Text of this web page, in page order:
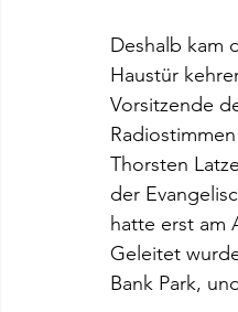
Deshalb kam
Haustür
Vorsitzende
Thorsten
der
hatte erst am
Geleitet
Bank Park,